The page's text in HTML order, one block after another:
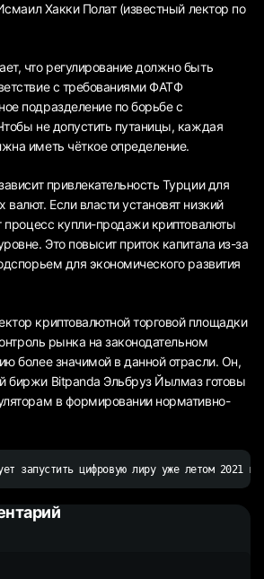
Хакки Полат (известный лектор по
что регулирование должно быть
с требованиями ФАТФ
подразделение по борьбе с
не допустить путаницы, каждая
иметь чёткое определение.
привлекательность Турции для
Если власти установят низкий
процесс купли-продажи криптовалюты
Это повысит приток капитала из-за
для экономического развития
криптовалютной торговой площадки
рынка на законодательном
более значимой в данной отрасли. Он,
биржи Bitpanda Эльбруз Йылмаз готовы
в формировании нормативно-